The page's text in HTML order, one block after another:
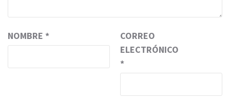
NOMBRE *
CORREO
ELECTRÓNICO
*